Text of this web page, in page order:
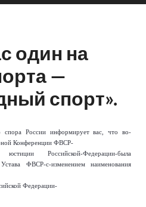
один на
—
спорт».
спора России информирует вас, что во-
Конференции ФВСР-
юстиции Российской-Федерации-была
Устава ФВСР-с-изменением наименования
Федерации-